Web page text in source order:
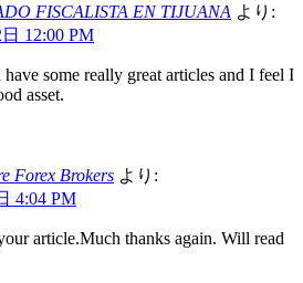
FISCALISTA EN TIJUANA より:
12:00 PM
some really great articles and I feel I
asset.
Forex Brokers より:
4:04 PM
article.Much thanks again. Will read